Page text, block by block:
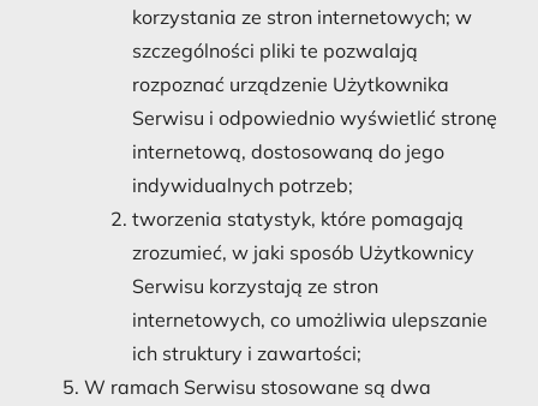
korzystania ze stron internetowych; w
szczególności pliki te pozwalają
rozpoznać urządzenie Użytkownika
Serwisu i odpowiednio wyświetlić stronę
internetową, dostosowaną do jego
indywidualnych potrzeb;
tworzenia statystyk, które pomagają
zrozumieć, w jaki sposób Użytkownicy
Serwisu korzystają ze stron
internetowych, co umożliwia ulepszanie
ich struktury i zawartości;
W ramach Serwisu stosowane są dwa